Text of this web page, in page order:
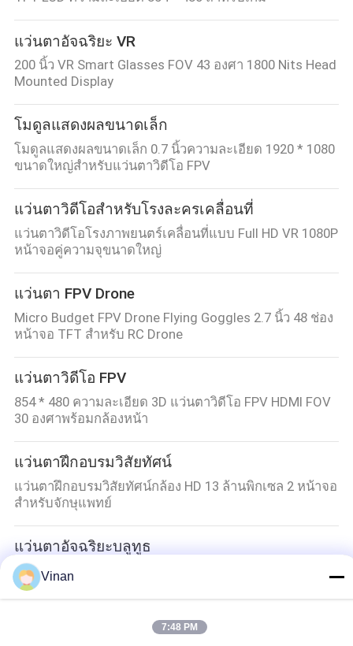
แว่นตาอัจฉริยะ VR
200 นิ้ว VR Smart Glasses FOV 43 องศา 1800 Nits Head
Mounted Display
โมดูลแสดงผลขนาดเล็ก
โมดูลแสดงผลขนาดเล็ก 0.7 นิ้วความละเอียด 1920 * 1080
ขนาดใหญ่สำหรับแว่นตาวิดีโอ FPV
แว่นตาวิดีโอสำหรับโรงละครเคลื่อนที่
แว่นตาวิดีโอโรงภาพยนตร์เคลื่อนที่แบบ Full HD VR 1080P
หน้าจอคู่ความจุขนาดใหญ่
แว่นตา FPV Drone
Micro Budget FPV Drone Flying Goggles 2.7 นิ้ว 48 ช่อง
หน้าจอ TFT สำหรับ RC Drone
แว่นตาวิดีโอ FPV
854 * 480 ความละเอียด 3D แว่นตาวิดีโอ FPV HDMI FOV
30 องศาพร้อมกล้องหน้า
แว่นตาฝึกอบรมวิสัยทัศน์
แว่นตาฝึกอบรมวิสัยทัศน์กล้อง HD 13 ล้านพิกเซล 2 หน้าจอ
สำหรับจักษุแพทย์
แว่นตาอัจฉริยะบลูทูธ
เลนส์โพลีคาร์บอเนตแว่นตาอัจฉริยะ Bluetooth IP5 สีดำ
สำหรับฟังเพลง
หมวดหมู่ยอดนิยม
Vinan
7:48 PM